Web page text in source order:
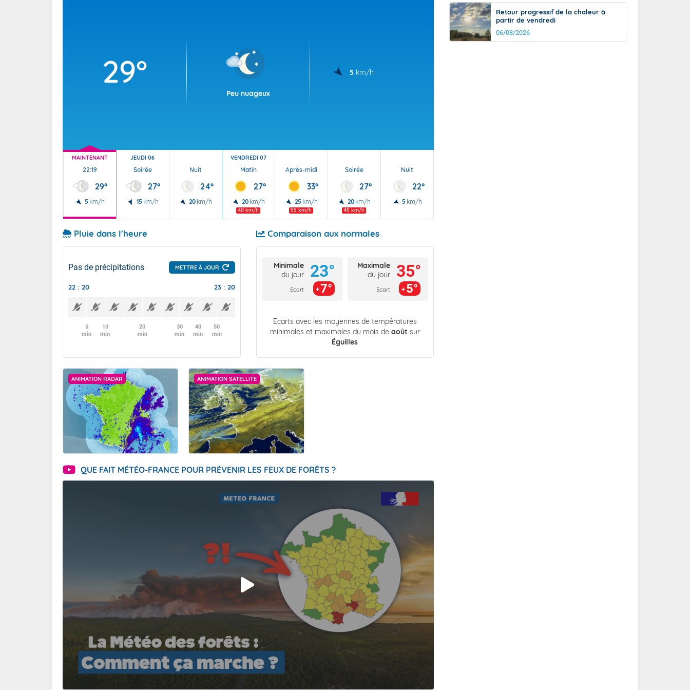
29°
Peu nuageux
5 km/h
MAINTENANT
22:19
29°
5 km/h
JEUDI 06
Soirée
27°
15 km/h
Nuit
24°
20 km/h
VENDREDI 07
Matin
27°
20 km/h
40 km/h
Après-midi
33°
25 km/h
55 km/h
Soirée
27°
20 km/h
45 km/h
Nuit
22°
5 km/h
Pluie dans l'heure
Pas de précipitations METTRE À JOUR
22 : 20 23 : 20
5
min
10
min
20
min
30
min
40
min
50
min
Comparaison aux normales
Minimale
du jour
Ecart
23°
7°
Maximale
du jour
Ecart
35°
5°
Écarts avec les moyennes de températures
minimales et maximales du mois de août sur
Éguilles
ANIMATION RADAR ANIMATION SATELLITE
QUE FAIT MÉTÉO-FRANCE POUR PRÉVENIR LES FEUX DE FORÊTS ?
Retour progressif de la chaleur à
partir de vendredi
06/08/2026